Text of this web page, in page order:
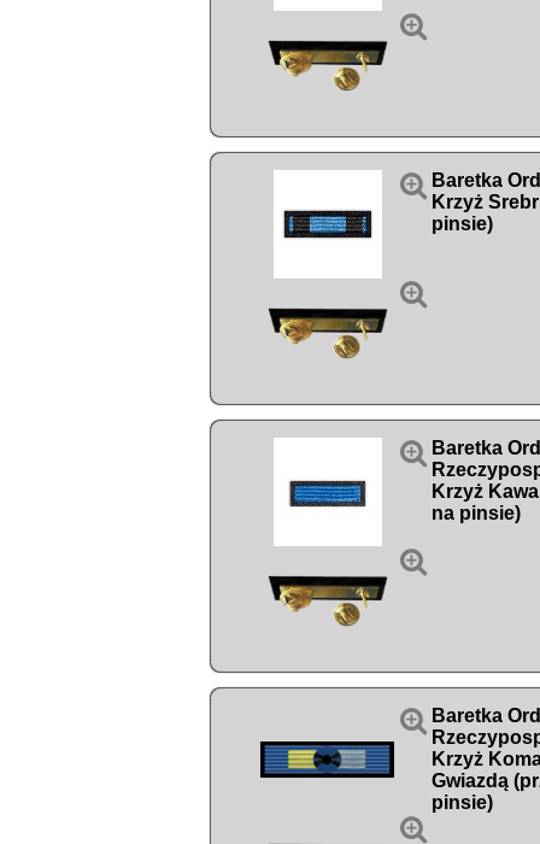



Baretka
Krzyż
pinsie)


Baretka
Krzyż
na pinsie)


Baretka
Krzyż
Gwiazdą
pinsie)